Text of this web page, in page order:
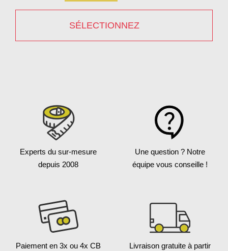
SÉLECTIONNEZ
Experts du sur-mesure
depuis 2008
Une question ? Notre
équipe vous conseille !
Paiement en 3x ou 4x CB
Livraison gratuite à partir